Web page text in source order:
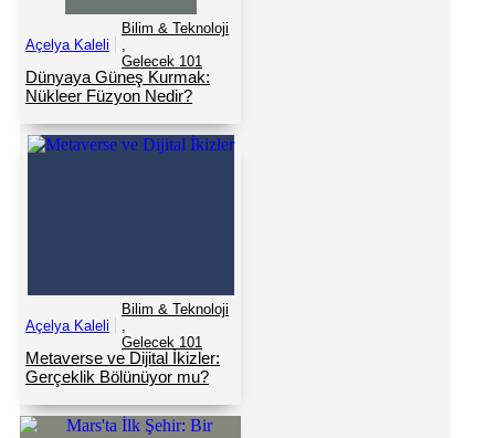
Açelya Kaleli
Bilim & Teknoloji
,
Gelecek 101
Dünyaya Güneş Kurmak:
Nükleer Füzyon Nedir?
Açelya Kaleli
Bilim & Teknoloji
,
Gelecek 101
Metaverse ve Dijital İkizler:
Gerçeklik Bölünüyor mu?